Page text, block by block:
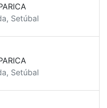
Setúbal
Setúbal